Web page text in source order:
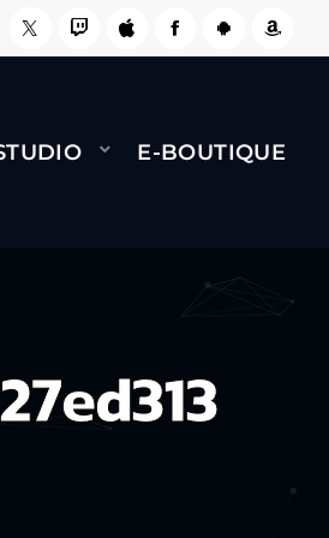
BERNARD MINET - FLY
E-BOUTIQUE